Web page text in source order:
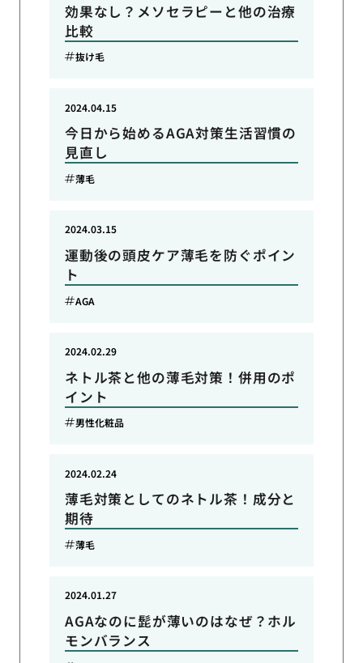
効果なし？メソセラピーと他の治療
比較
抜け毛
今日から始めるAGA対策生活習慣の
見直し
2024.04.15
薄毛
運動後の頭皮ケア薄毛を防ぐポイン
ト
2024.03.15
AGA
ネトル茶と他の薄毛対策！併用のポ
イント
2024.02.29
男性化粧品
薄毛対策としてのネトル茶！成分と
期待
2024.02.24
薄毛
AGAなのに髭が薄いのはなぜ？ホル
モンバランス
2024.01.27